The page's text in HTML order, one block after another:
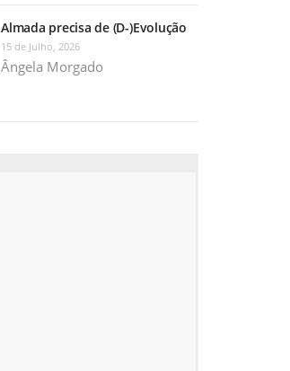
Almada precisa de (D-)Evolução
15 de Julho, 2026
Ângela Morgado